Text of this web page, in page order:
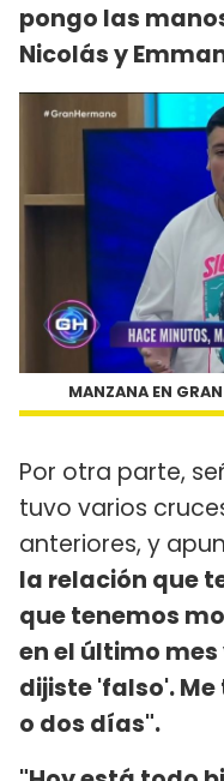
pongo las
Nicolás y
MANZANA EN
Por otra parte,
tuvo varios
anteriores, y
la relación que
que tenemos
en el último
dijiste 'falso'.
o dos días".